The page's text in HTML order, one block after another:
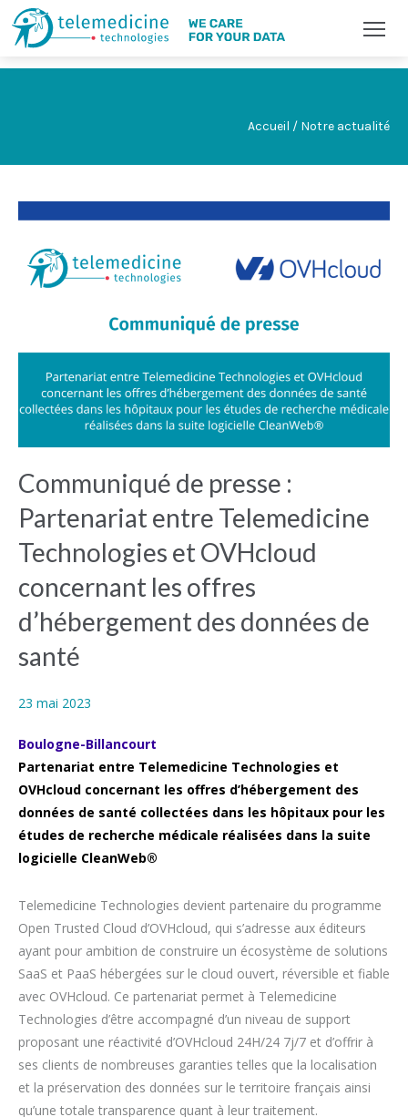
Accueil / Notre actualité
Communiqué de presse :
Partenariat entre Telemedicine
Technologies et OVHcloud
concernant les offres
d’hébergement des données de
santé
23 mai 2023
Boulogne-Billancourt
Partenariat entre Telemedicine Technologies et
OVHcloud concernant les offres d’hébergement des
données de santé collectées dans les hôpitaux pour les
études de recherche médicale réalisées dans la suite
logicielle CleanWeb®
Telemedicine Technologies devient partenaire du programme
Open Trusted Cloud d’OVHcloud, qui s’adresse aux éditeurs
ayant pour ambition de construire un écosystème de solutions
SaaS et PaaS hébergées sur le cloud ouvert, réversible et fiable
avec OVHcloud. Ce partenariat permet à Telemedicine
Technologies d’être accompagné d’un niveau de support
proposant une réactivité d’OVHcloud 24H/24 7j/7 et d’offrir à
ses clients de nombreuses garanties telles que la localisation
et la préservation des données sur le territoire français ainsi
qu’une totale transparence quant à leur traitement.